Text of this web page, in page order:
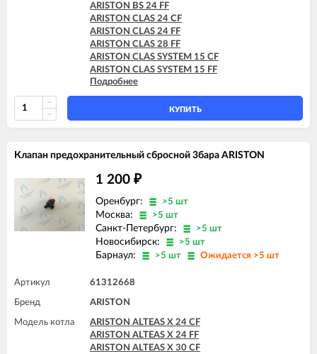
ARISTON BS 24 FF
ARISTON CLAS 24 CF
ARISTON CLAS 24 FF
ARISTON CLAS 28 FF
ARISTON CLAS SYSTEM 15 CF
ARISTON CLAS SYSTEM 15 FF
ARISTON CLAS SYSTEM 24 CF
ARISTON CLAS SYSTEM 24 FF
ARISTON CLAS SYSTEM 28 CF
ARISTON CLAS SYSTEM 28 FF
ARISTON GENUS 24 FF
ARISTON GENUS 28 CF
ARISTON GENUS 28 FF
ARISTON GENUS 32 FF
ARISTON GENUS 35 FF
ARISTON GENUS 36 FF
Подробнее
КУПИТЬ
Клапан предохранительный сбросной 3бара ARISTON
1 200 ₽
Оренбург: >5 шт
Москва: >5 шт
Санкт-Петербург: >5 шт
Новосибирск: >5 шт
Барнаул: >5 шт Ожидается >5 шт
Артикул 61312668
Бренд ARISTON
Модель котла
ARISTON ALTEAS X 24 CF
ARISTON ALTEAS X 24 FF
ARISTON ALTEAS X 30 CF